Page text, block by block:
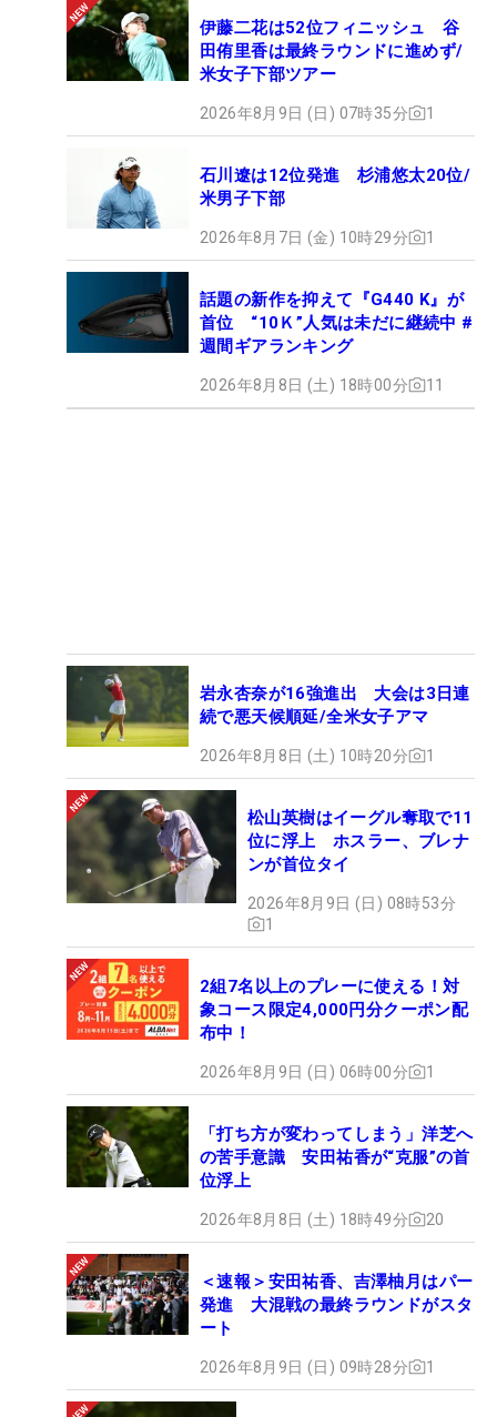
伊藤二花は52位フィニッシュ 谷
田侑里香は最終ラウンドに進めず/
米女子下部ツアー
2026年8月9日 (日) 07時35分 1
石川遼は12位発進 杉浦悠太20位/
米男子下部
2026年8月7日 (金) 10時29分 1
話題の新作を抑えて『G440 K』が
首位 “10Ｋ”人気は未だに継続中 #
週間ギアランキング
2026年8月8日 (土) 18時00分 11
岩永杏奈が16強進出 大会は3日連
続で悪天候順延/全米女子アマ
2026年8月8日 (土) 10時20分 1
松山英樹はイーグル奪取で11
位に浮上 ホスラー、ブレナ
ンが首位タイ
2026年8月9日 (日) 08時53分
1
2組7名以上のプレーに使える！対
象コース限定4,000円分クーポン配
布中！
2026年8月9日 (日) 06時00分 1
「打ち方が変わってしまう」洋芝へ
の苦手意識 安田祐香が“克服”の首
位浮上
2026年8月8日 (土) 18時49分 20
＜速報＞安田祐香、吉澤柚月はパー
発進 大混戦の最終ラウンドがスタ
ート
2026年8月9日 (日) 09時28分 1